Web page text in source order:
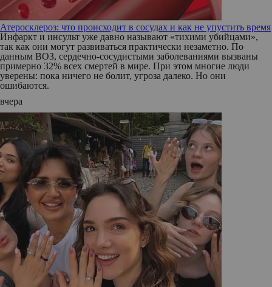
Атеросклероз: что происходит в сосудах и как не упустить время
Инфаркт и инсульт уже давно называют «тихими убийцами»,
так как они могут развиваться практически незаметно. По
данным ВОЗ, сердечно-сосудистыми заболеваниями вызваны
примерно 32% всех смертей в мире. При этом многие люди
уверены: пока ничего не болит, угроза далеко. Но они
ошибаются.
вчера